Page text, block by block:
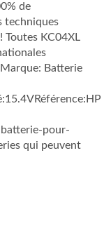
de
techniques
Toutes KC04XL
Batterie
pour-
qui peuvent